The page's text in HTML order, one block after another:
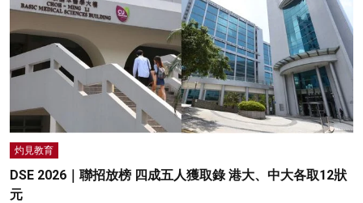
灼見教育
DSE 2026｜聯招放榜 四成五人獲取錄 港大、中大各取12狀
元